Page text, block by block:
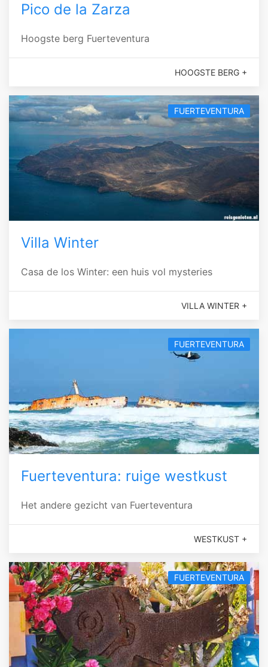
Pico de la Zarza
Hoogste berg Fuerteventura
HOOGSTE BERG +
FUERTEVENTURA
Villa Winter
Casa de los Winter: een huis vol mysteries
VILLA WINTER +
FUERTEVENTURA
Fuerteventura: ruige westkust
Het andere gezicht van Fuerteventura
WESTKUST +
FUERTEVENTURA